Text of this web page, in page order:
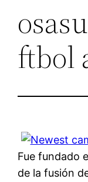
ftbol
Fue fundado
de la fusión